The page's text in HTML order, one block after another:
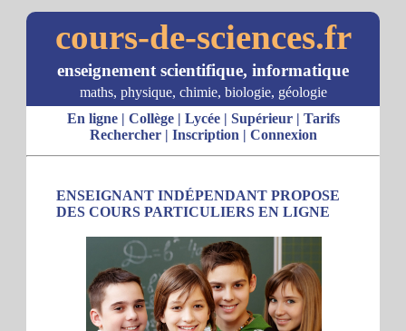
cours-de-sciences.fr
enseignement scientifique, informatique
maths, physique, chimie, biologie, géologie
En ligne| Collège| Lycée| Supérieur| Tarifs
Rechercher| Inscription | Connexion
ENSEIGNANT INDÉPENDANT PROPOSE
DES COURS PARTICULIERS EN LIGNE